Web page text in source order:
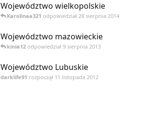
Województwo wielkopolskie
Karolinaa321 odpowiedział 28 sierpnia 2014
Województwo mazowieckie
kinia12 odpowiedział 9 sierpnia 2013
Województwo Lubuskie
darklife91 rozpoczął 11 listopada 2012